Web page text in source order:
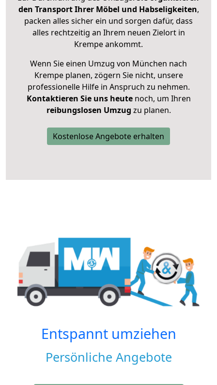
den Transport Ihrer Möbel und Habseligkeiten,
packen alles sicher ein und sorgen dafür, dass
alles rechtzeitig an Ihrem neuen Zielort in
Krempe ankommt.
Wenn Sie einen Umzug von München nach
Krempe planen, zögern Sie nicht, unsere
professionelle Hilfe in Anspruch zu nehmen.
Kontaktieren Sie uns heutenoch, um Ihren
reibungslosen Umzug zu planen.
Kostenlose Angebote erhalten
Entspannt umziehen
Persönliche Angebote